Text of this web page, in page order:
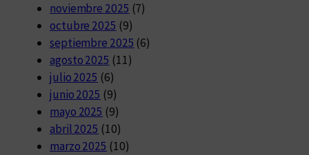
noviembre 2025 (7)
octubre 2025 (9)
septiembre 2025 (6)
agosto 2025 (11)
julio 2025 (6)
junio 2025 (9)
mayo 2025 (9)
abril 2025 (10)
marzo 2025 (10)